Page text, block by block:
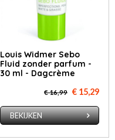
Louis Widmer Sebo
Fluid zonder parfum -
30 ml - Dagcrème
€ 16,99 € 15,29
BEKIJKEN